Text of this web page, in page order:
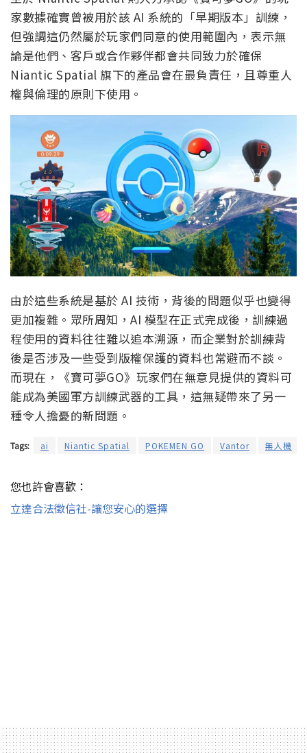
家數據確實曾被用於該 AI 系統的「早期版本」訓練，
但強調這仍然屬於玩家們同意的使用範圍內，表示無
論是他們、客戶或合作夥伴都會共同致力於確保
Niantic Spatial 旗下的產品會在最負責任，且尊重人
權與倫理的原則下使用。
由於這些系統是基於 AI 技術，背後的問題似乎也變得
更加複雜。眾所周知，AI 模型在正式完成後，訓練過
程使用的資料往往難以追本溯源，而企業對於訓練背
後是否涉及一些受到版權保護的資料也常避而不談。
而現在，《寶可夢GO》玩家們在無意見提供的資料可
能成為美國軍方訓練武器的工具，這無疑帶來了另一
種令人擔憂的新問題。
Tags: ai Niantic Spatial POKEMEN GO Vantor 無人機
您也許會喜歡：
立達合法徵信社-讓您安心的選擇